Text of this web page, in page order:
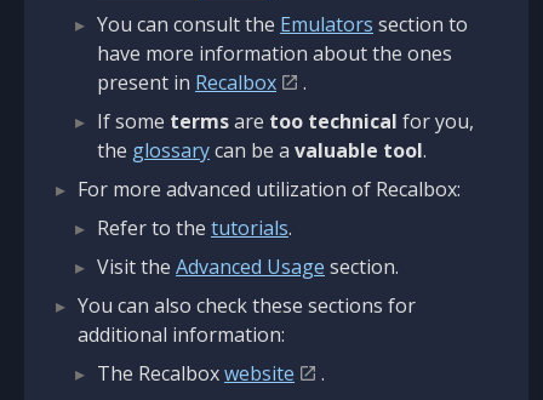
You can consult the Emulators section to
have more information about the ones
present in Recalbox
.
If some termsare too technical for you,
the glossarycan be a valuable tool.
For more advanced utilization of Recalbox:
Refer to the tutorials.
Visit the Advanced Usage section.
You can also check these sections for
additional information:
The Recalboxwebsite
.